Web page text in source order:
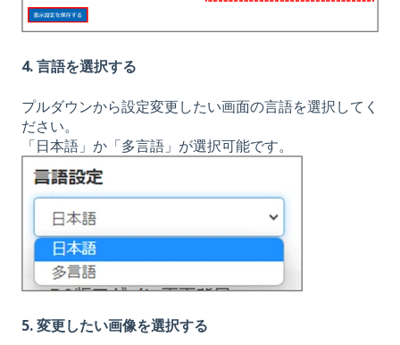
4. 言語を選択する
プルダウンから設定変更したい画面の言語を選択してく
ださい。
「日本語」か「多言語」が選択可能です。
5. 変更したい画像を選択する